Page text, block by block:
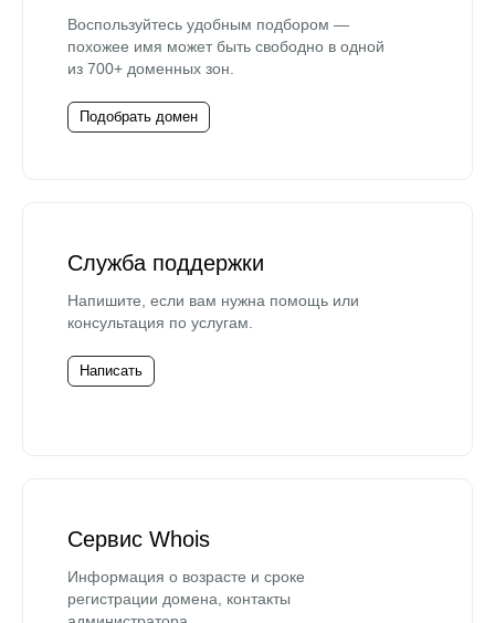
Воспользуйтесь удобным подбором —
похожее имя может быть свободно в одной
из 700+ доменных зон.
Подобрать домен
Служба поддержки
Напишите, если вам нужна помощь или
консультация по услугам.
Написать
Сервис Whois
Информация о возрасте и сроке
регистрации домена, контакты